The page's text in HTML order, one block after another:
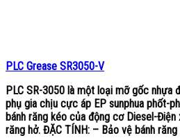
PLC Grease SR3050-V
PLC SR-3050 là một loại mỡ gốc nhựa
phụ gia chịu cực áp EP sunphua phốt-
bánh răng kéo của động cơ Diesel-
răng hở. ĐẶC TÍNH: – Bảo vệ bánh